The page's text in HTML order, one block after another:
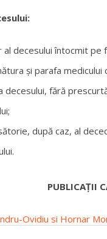
decesului întocmit
și parafa
fără
după caz, al
PUBLICAȚII
Ovidiu si Hornar